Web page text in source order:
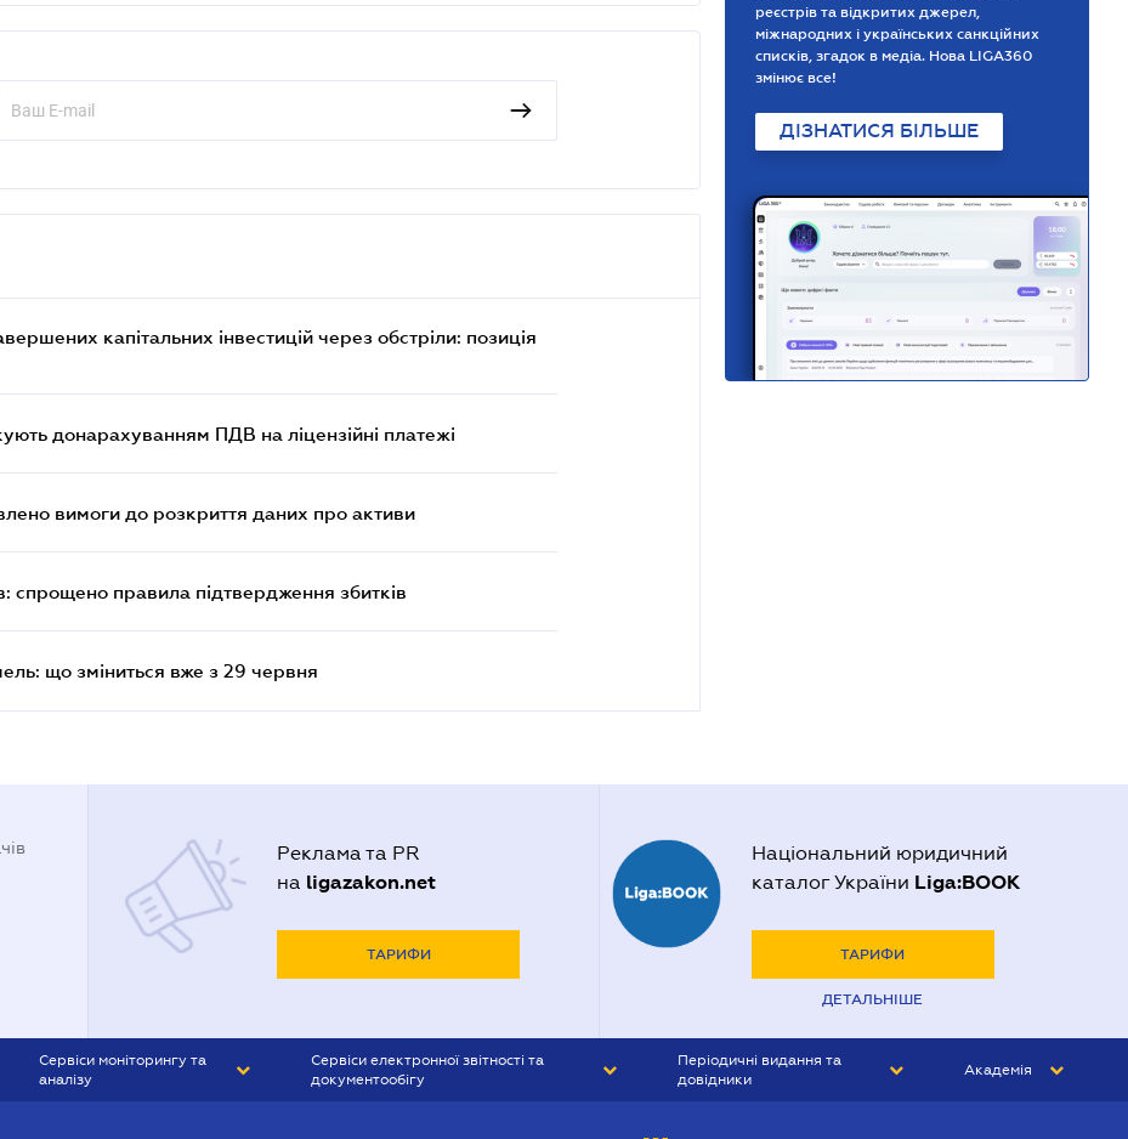
капітальних інвестицій через обстріли: позиція
донарахуванням ПДВ на ліцензійні платежі
вимоги до розкриття даних про активи
спрощено правила підтвердження збитків
що зміниться вже з 29 червня
реєстрів та відкритих джерел,
міжнародних і українських санкційних
списків, згадок в медіа. Нова LIGA360
змінює все!
ДІЗНАТИСЯ БІЛЬШЕ
Реклама та PR
на ligazakon.net
ТАРИФИ
Національний юридичний
каталог України Liga:BOOK
ТАРИФИ
ДЕТАЛЬНІШЕ
Сервіси моніторингу та
аналізу
Сервіси електронної звітності та
документообігу
Періодичні видання та
довідники
Академія